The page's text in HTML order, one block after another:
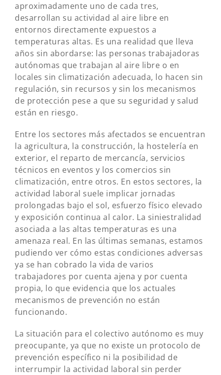
aproximadamente uno de cada tres,
desarrollan su actividad al aire libre en
entornos directamente expuestos a
temperaturas altas. Es una realidad que lleva
años sin abordarse: las personas trabajadoras
autónomas que trabajan al aire libre o en
locales sin climatización adecuada, lo hacen sin
regulación, sin recursos y sin los mecanismos
de protección pese a que su seguridad y salud
están en riesgo.
Entre los sectores más afectados se encuentran
la agricultura, la construcción, la hostelería en
exterior, el reparto de mercancía, servicios
técnicos en eventos y los comercios sin
climatización, entre otros. En estos sectores, la
actividad laboral suele implicar jornadas
prolongadas bajo el sol, esfuerzo físico elevado
y exposición continua al calor. La siniestralidad
asociada a las altas temperaturas es una
amenaza real. En las últimas semanas, estamos
pudiendo ver cómo estas condiciones adversas
ya se han cobrado la vida de varios
trabajadores por cuenta ajena y por cuenta
propia, lo que evidencia que los actuales
mecanismos de prevención no están
funcionando.
La situación para el colectivo autónomo es muy
preocupante, ya que no existe un protocolo de
prevención específico ni la posibilidad de
interrumpir la actividad laboral sin perder